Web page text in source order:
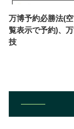
万博予約必勝法(
覧表示で予約)、
技